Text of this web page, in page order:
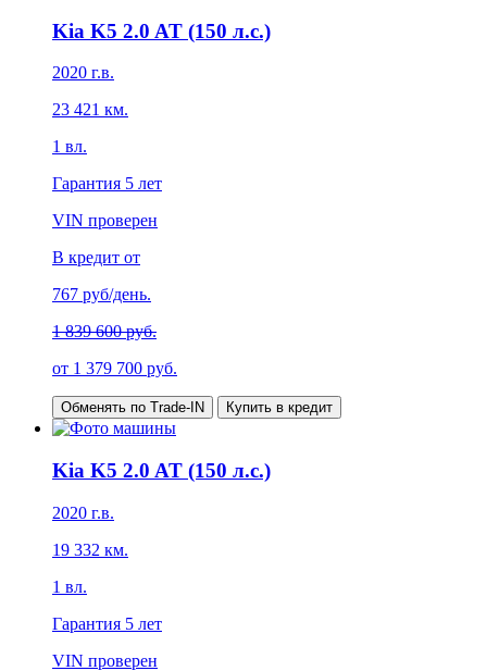
Kia K5 2.0 AT (150 л.с.)
2020 г.в.
23 421 км.
1 вл.
Гарантия 5 лет
VIN проверен
В кредит от
767 руб/день.
1 839 600 руб.
от 1 379 700 руб.
Обменять по Trade-IN Купить в кредит
Kia K5 2.0 AT (150 л.с.)
2020 г.в.
19 332 км.
1 вл.
Гарантия 5 лет
VIN проверен